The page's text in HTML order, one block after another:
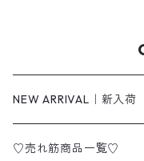
NEW ARRIVAL｜新入荷
♡売れ筋商品一覧♡